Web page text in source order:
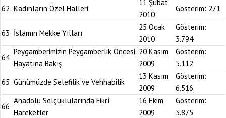
62 Kadınların Özel Halleri
11 Şubat
2010
Gösterim: 271
63 İslamın Mekke Yılları
25 Ocak
2010
Gösterim:
3.794
64
Peygamberimizin Peygamberlik Öncesi
Hayatına Bakış
20 Kasım
2009
Gösterim:
5.112
65 Günümüzde Selefilik ve Vehhabilik
13 Kasım
2009
Gösterim:
6.516
66
Anadolu Selçuklularında Fikrî
Hareketler
16 Ekim
2009
Gösterim:
3.875